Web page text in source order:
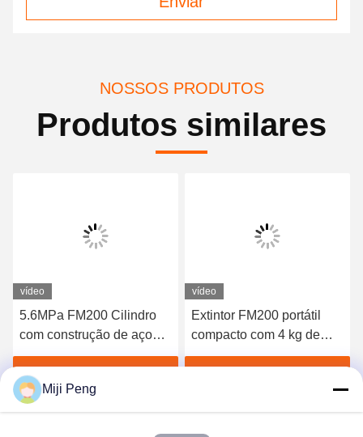
NOSSOS PRODUTOS
Produtos similares
vídeo
5.6MPa FM200 Cilindro
com construção de aço
sem costura para
supressão de incêndio de
descarga rápida
Obtenha o melhor preço
vídeo
Extintor FM200 portátil
compacto com 4 kg de
volume de enchimento e ≤
descarga para supressão
rápida de incêndios por
agentes limpos
Miji Peng